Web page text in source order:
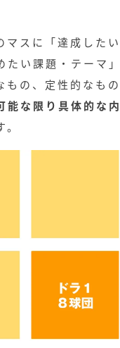
マスに「達成した
たい課題・テーマ
もの、定性的なも
能な限り具体的な